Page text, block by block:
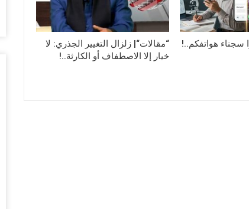
سجناء هواتفكم..!
“مقالات“| زلزال التغيير الجذري: لا
خيار إلا الاصطفاف أو الكارثة..!
وبيع